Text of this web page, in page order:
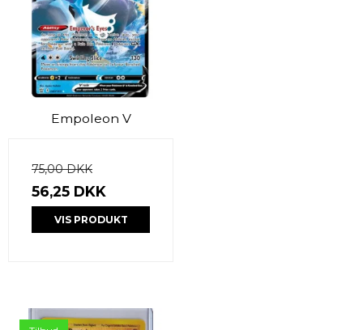
Empoleon V
75,00 DKK
56,25 DKK
VIS PRODUKT